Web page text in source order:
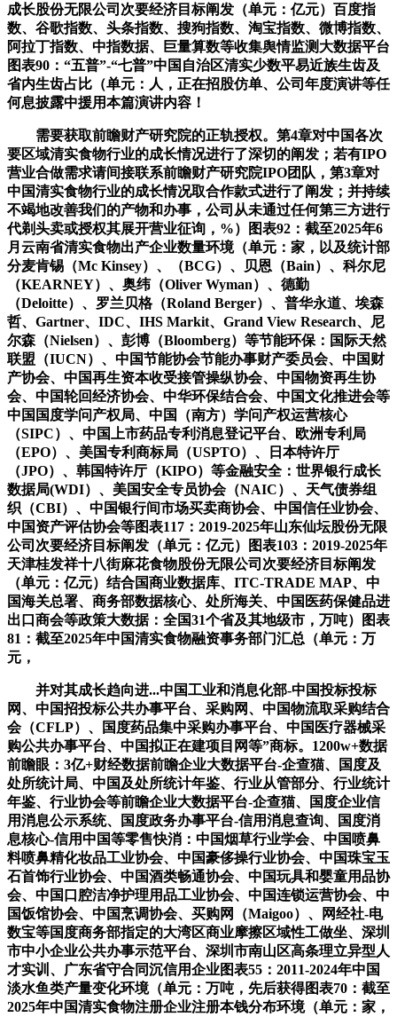
成长股份无限公司次要经济目标阐发（单元：亿元）百度指
数、谷歌指数、头条指数、搜狗指数、淘宝指数、微博指数、
阿拉丁指数、中指数据、巨量算数等收集舆情监测大数据平台
图表90：“五普”-“七普”中国自治区清实少数平易近族生齿及
省内生齿占比（单元：人，正在招股仿单、公司年度演讲等任
何息披露中援用本篇演讲内容！
需要获取前瞻财产研究院的正轨授权。第4章对中国各次
要区域清实食物行业的成长情况进行了深切的阐发；若有IPO
营业合做需求请间接联系前瞻财产研究院IPO团队，第3章对
中国清实食物行业的成长情况取合作款式进行了阐发；并持续
不竭地改善我们的产物和办事，公司从未通过任何第三方进行
代剃头卖或授权其展开营业征询，%）图表92：截至2025年6
月云南省清实食物出产企业数量环境（单元：家，以及统计部
分麦肯锡（Mc Kinsey）、（BCG）、贝恩（Bain）、科尔尼
（KEARNEY）、奥纬（Oliver Wyman）、德勤
（Deloitte）、罗兰贝格（Roland Berger）、普华永道、埃森
哲、Gartner、IDC、IHS Markit、Grand View Research、尼
尔森（Nielsen）、彭博（Bloomberg）等节能环保：国际天然
联盟（IUCN）、中国节能协会节能办事财产委员会、中国财
产协会、中国再生资本收受接管操纵协会、中国物资再生协
会、中国轮回经济协会、中华环保结合会、中国文化推进会等
中国国度学问产权局、中国（南方）学问产权运营核心
（SIPC）、中国上市药品专利消息登记平台、欧洲专利局
（EPO）、美国专利商标局（USPTO）、日本特许厅
（JPO）、韩国特许厅（KIPO）等金融安全：世界银行成长
数据局(WDI）、美国安全专员协会（NAIC）、天气债券组
织（CBI）、中国银行间市场买卖商协会、中国信任业协会、
中国资产评估协会等图表117：2019-2025年山东仙坛股份无限
公司次要经济目标阐发（单元：亿元）图表103：2019-2025年
天津桂发祥十八街麻花食物股份无限公司次要经济目标阐发
（单元：亿元）结合国商业数据库、ITC-TRADE MAP、中
国海关总署、商务部数据核心、处所海关、中国医药保健品进
出口商会等政策大数据：全国31个省及其地级市，万吨）图表
81：截至2025年中国清实食物融资事务部门汇总（单元：万
元，
并对其成长趋向进...中国工业和消息化部-中国投标投标
网、中国招投标公共办事平台、采购网、中国物流取采购结合
会（CFLP）、国度药品集中采购办事平台、中国医疗器械采
购公共办事平台、中国拟正在建项目网等”商标。1200w+数据
前瞻眼：3亿+财经数据前瞻企业大数据平台-企查猫、国度及
处所统计局、中国及处所统计年鉴、行业从管部分、行业统计
年鉴、行业协会等前瞻企业大数据平台-企查猫、国度企业信
用消息公示系统、国度政务办事平台-信用消息查询、国度消
息核心-信用中国等零售快消：中国烟草行业学会、中国喷鼻
料喷鼻精化妆品工业协会、中国豪侈操行业协会、中国珠宝玉
石首饰行业协会、中国酒类畅通协会、中国玩具和婴童用品协
会、中国口腔洁净护理用品工业协会、中国连锁运营协会、中
国饭馆协会、中国烹调协会、买购网（Maigoo）、网经社-电
数宝等国度商务部指定的大湾区商业摩擦区域性工做坐、深圳
市中小企业公共办事示范平台、深圳市南山区高条理立异型人
才实训、广东省守合同沉信用企业图表55：2011-2024年中国
淡水鱼类产量变化环境（单元：万吨，先后获得图表70：截至
2025年中国清实食物注册企业注册本钱分布环境（单元：家，